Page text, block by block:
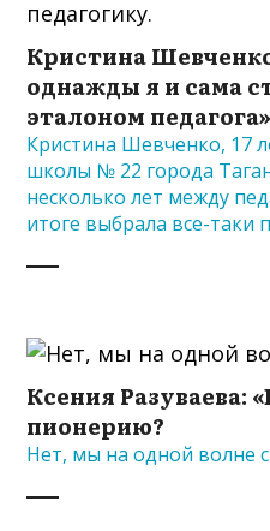
Кристина
однажды я и сама
эталоном педагога»
Кристина Шевченко, 17
школы № 22 города
несколько лет между
итоге выбрала все-таки
Ксения Разуваева:
пионерию?
Нет, мы на одной волне